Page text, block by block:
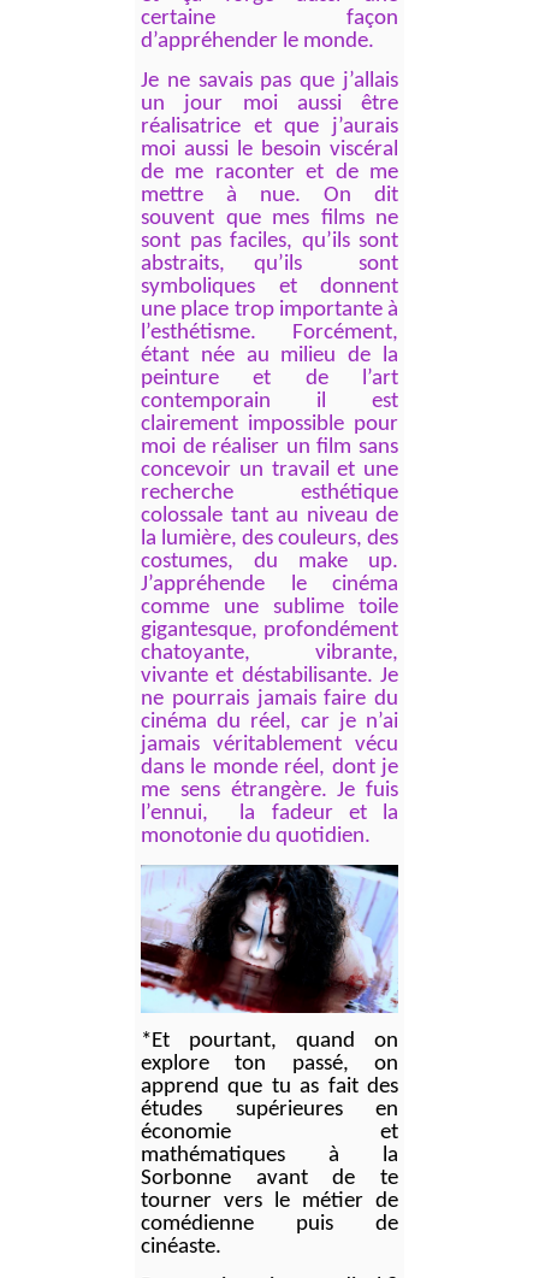
certaine façon
d’appréhender le monde.
Je ne savais pas que j’allais
un jour moi aussi être
réalisatrice et que j’aurais
moi aussi le besoin viscéral
de me raconter et de me
mettre à nue. On dit
souvent que mes films ne
sont pas faciles, qu’ils sont
abstraits, qu’ils sont
symboliques et donnent
une place trop importante à
l’esthétisme. Forcément,
étant née au milieu de la
peinture et de l’art
contemporain il est
clairement impossible pour
moi de réaliser un film sans
concevoir un travail et une
recherche esthétique
colossale tant au niveau de
la lumière, des couleurs, des
costumes, du make up.
J’appréhende le cinéma
comme une sublime toile
gigantesque, profondément
chatoyante, vibrante,
vivante et déstabilisante. Je
ne pourrais jamais faire du
cinéma du réel, car je n’ai
jamais véritablement vécu
dans le monde réel, dont je
me sens étrangère. Je fuis
l’ennui, la fadeur et la
monotonie du quotidien.
*Et pourtant, quand on
explore ton passé, on
apprend que tu as fait des
études supérieures en
économie et
mathématiques à la
Sorbonne avant de te
tourner vers le métier de
comédienne puis de
cinéaste.